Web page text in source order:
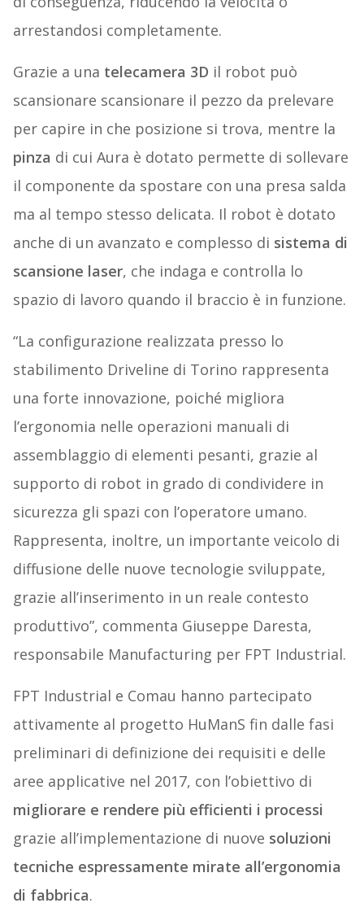
arrestandosi completamente.
Grazie a una telecamera 3D il robot può
scansionare scansionare il pezzo da prelevare
per capire in che posizione si trova, mentre la
pinza di cui Aura è dotato permette di sollevare
il componente da spostare con una presa salda
ma al tempo stesso delicata. Il robot è dotato
anche di un avanzato e complesso di sistema di
scansione laser, che indaga e controlla lo
spazio di lavoro quando il braccio è in funzione.
“La configurazione realizzata presso lo
stabilimento Driveline di Torino rappresenta
una forte innovazione, poiché migliora
l’ergonomia nelle operazioni manuali di
assemblaggio di elementi pesanti, grazie al
supporto di robot in grado di condividere in
sicurezza gli spazi con l’operatore umano.
Rappresenta, inoltre, un importante veicolo di
diffusione delle nuove tecnologie sviluppate,
grazie all’inserimento in un reale contesto
produttivo”, commenta Giuseppe Daresta,
responsabile Manufacturing per FPT Industrial.
FPT Industrial e Comau hanno partecipato
attivamente al progetto HuManS fin dalle fasi
preliminari di definizione dei requisiti e delle
aree applicative nel 2017, con l’obiettivo di
migliorare e rendere più efficienti i processi
grazie all’implementazione di nuove soluzioni
tecniche espressamente mirate all’ergonomia
di fabbrica.